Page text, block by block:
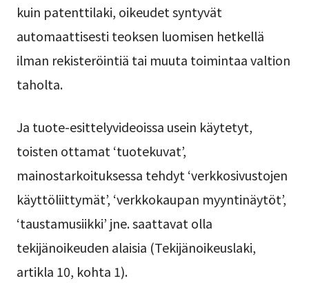
kuin patenttilaki, oikeudet syntyvät
automaattisesti teoksen luomisen hetkellä
ilman rekisteröintiä tai muuta toimintaa valtion
taholta.
Ja tuote-esittelyvideoissa usein käytetyt,
toisten ottamat ‘tuotekuvat’,
mainostarkoituksessa tehdyt ‘verkkosivustojen
käyttöliittymät’, ‘verkkokaupan myyntinäytöt’,
‘taustamusiikki’ jne. saattavat olla
tekijänoikeuden alaisia (Tekijänoikeuslaki,
artikla 10, kohta 1).